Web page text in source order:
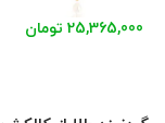
25,365,000 تومان